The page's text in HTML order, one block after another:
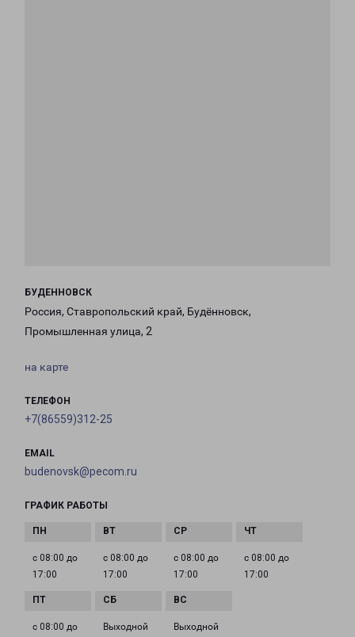
БУДЕННОВСК
Россия, Ставропольский край, Будённовск,
Промышленная улица, 2
на карте
ТЕЛЕФОН
+7(86559)312-25
EMAIL
budenovsk@pecom.ru
ГРАФИК РАБОТЫ
с 08:00 до
17:00
с 08:00 до
17:00
с 08:00 до
17:00
с 08:00 до
17:00
с 08:00 до
Выходной Выходной